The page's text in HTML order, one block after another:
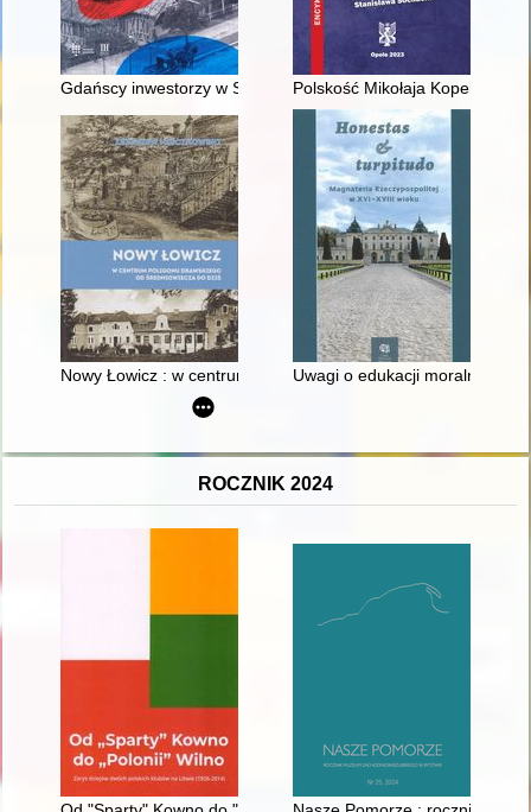
Gdańscy inwestorzy w Sopocie : prestiż finansowy i
Polskość Mikołaja Kopernika z
Nowy Łowicz : w centrum poligonu drawskiego od
Uwagi o edukacji moralnej
ROCZNIK 2024